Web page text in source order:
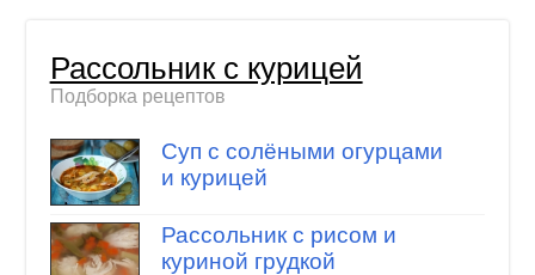
Рассольник с курицей
Подборка рецептов
Суп с солёными огурцами
и курицей
Рассольник с рисом и
куриной грудкой